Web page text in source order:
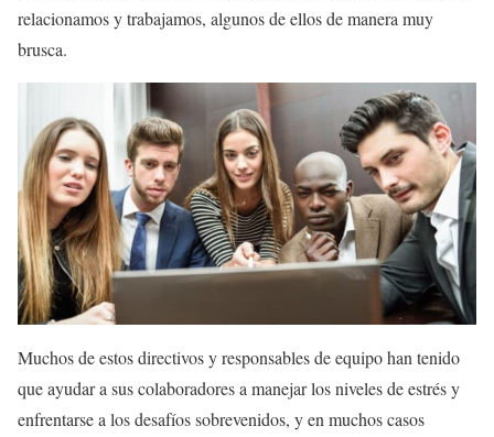
relacionamos y trabajamos, algunos de ellos de manera muy
brusca.
Muchos de estos directivos y responsables de equipo han tenido
que ayudar a sus colaboradores a manejar los niveles de estrés y
enfrentarse a los desafíos sobrevenidos, y en muchos casos